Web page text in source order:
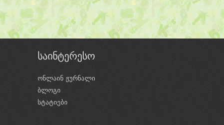
საინტერესო
ონლაინ ჟურნალი
ბლოგი
სტატიები